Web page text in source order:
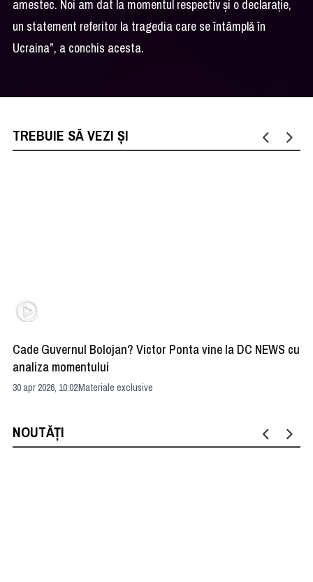
amestec. Noi am dat la momentul respectiv și o declarație,
un statement referitor la tragedia care se întâmplă în
Ucraina”, a conchis acesta.
TREBUIE SĂ VEZI ȘI
Cade Guvernul Bolojan? Victor Ponta vine la DC NEWS cu
analiza momentului
30 apr 2026, 10:02Materiale exclusive
NOUTĂȚI